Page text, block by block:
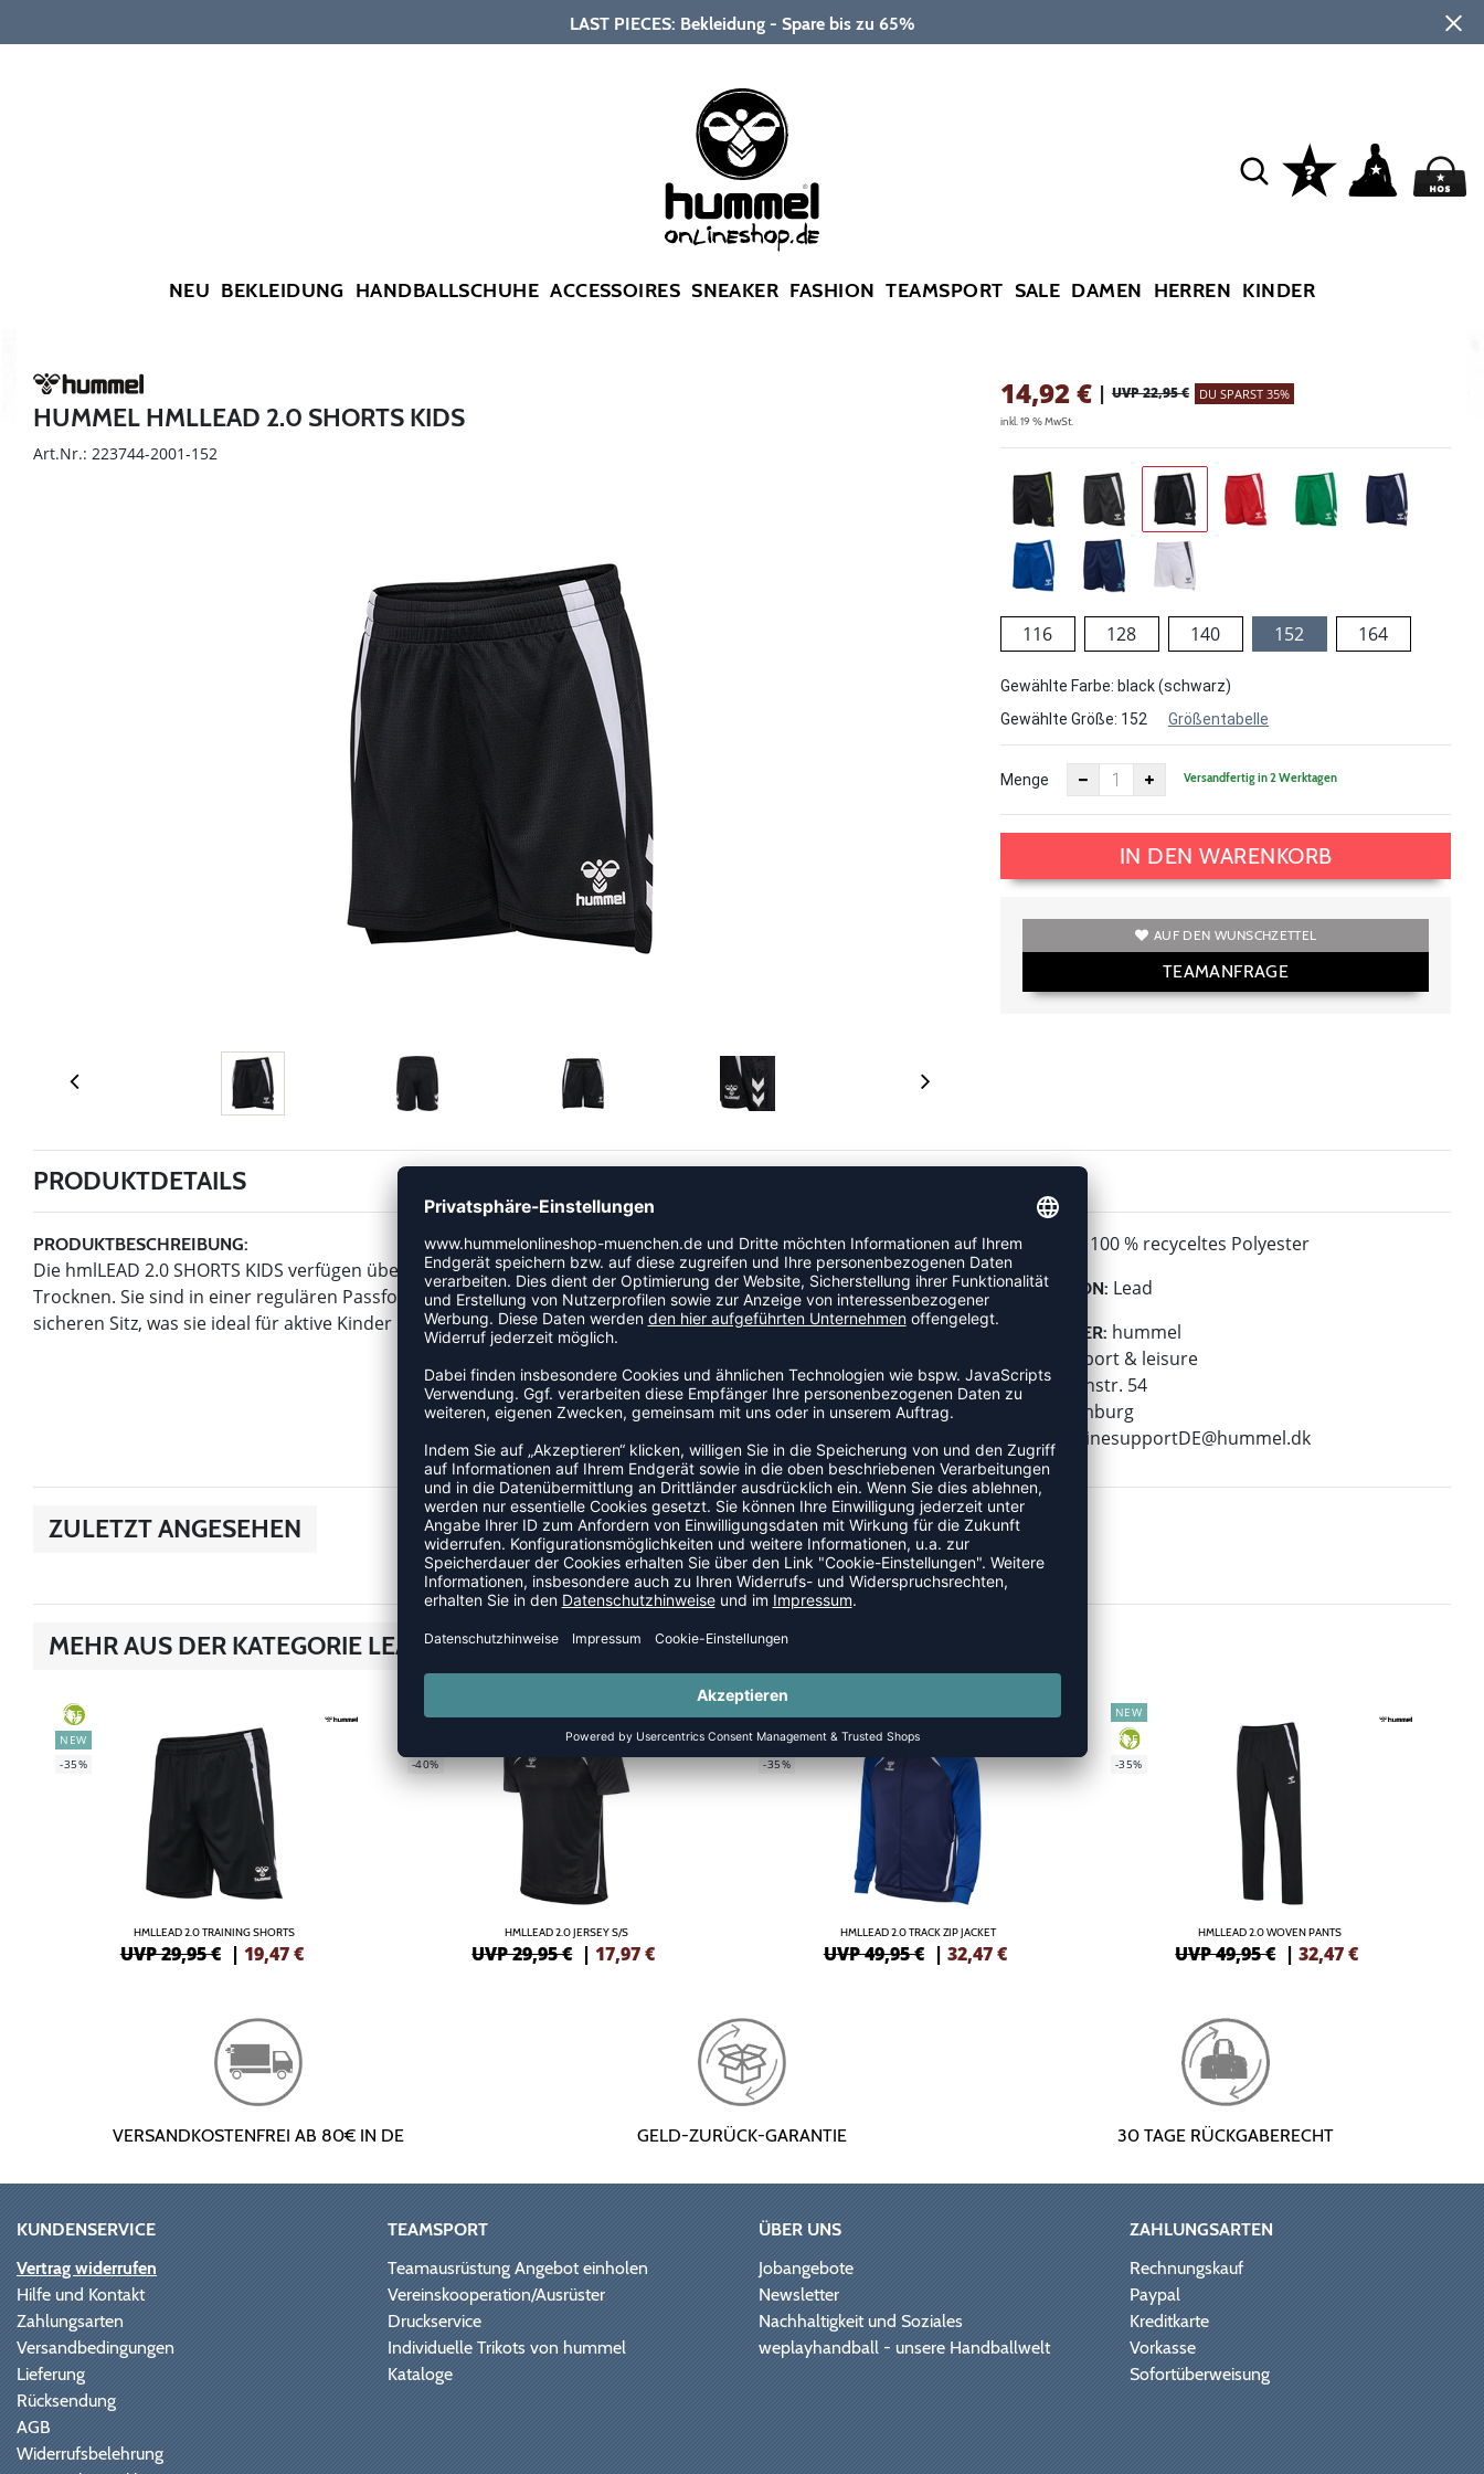
LAST PIECES: Bekleidung - Spare bis zu 65%
NEU BEKLEIDUNG HANDBALLSCHUHE ACCESSOIRES SNEAKER FASHION TEAMSPORT SALE DAMEN HERREN KINDER
HUMMEL HMLLEAD 2.0 SHORTS KIDS
Art.Nr.: 223744-2001-152
14,92€ | UVP 22,95 € DU SPARST 35%
inkl. 19 % MwSt.
116 128 140 152 164
Gewählte Farbe: black (schwarz)
Gewählte Größe: 152 Größentabelle
Menge Versandfertig in 2 Werktagen
IN DEN WARENKORB
AUF DEN WUNSCHZETTEL
TEAMANFRAGE
PRODUKTDETAILS
PRODUKTBESCHREIBUNG:
Die hmlLEAD 2.0 SHORTS KIDS verfügen über BEECOOL®-Technologie für hohe Atmungsaktivität und schnelles
Trocknen. Sie sind in einer regulären Passform gestaltet und haben einen Kordelzug in der Taille für einen
sicheren Sitz, was sie ideal für aktive Kinder macht.
MATERIAL: 100 % recyceltes Polyester
KOLLEKTION: Lead
HERSTELLER: hummel
hummel sport & leisure
Leverkusenstr. 54
22761 Hamburg
E-Mail:
onlinesupportDE@hummel.dk
ZULETZT ANGESEHEN
MEHR AUS DER KATEGORIE LEAD 2.0
GREEN
NEW
-35%
HMLLEAD 2.0 TRAINING SHORTS
UVP 29,95 € | 19,47€
GREEN
-40%
HMLLEAD 2.0 JERSEY S/S
UVP 29,95 € |17,97€
GREEN
NEW
-35%
HMLLEAD 2.0 TRACK ZIP JACKET
UVP 49,95 € | 32,47€
NEW
GREEN
-35%
HMLLEAD 2.0 WOVEN PANTS
UVP 49,95 € |32,47€
VERSANDKOSTENFREI AB 80€ IN DE GELD-ZURÜCK-GARANTIE 30 TAGE RÜCKGABERECHT
KUNDENSERVICE
Vertrag widerrufen
Hilfe und Kontakt
Zahlungsarten
Versandbedingungen
Lieferung
Rücksendung
AGB
Widerrufsbelehrung
TEAMSPORT
Teamausrüstung Angebot einholen
Vereinskooperation/Ausrüster
Druckservice
Individuelle Trikots von hummel
Kataloge
ÜBER UNS
Jobangebote
Newsletter
Nachhaltigkeit und Soziales
weplayhandball - unsere Handballwelt
ZAHLUNGSARTEN
Rechnungskauf
Paypal
Kreditkarte
Vorkasse
Sofortüberweisung